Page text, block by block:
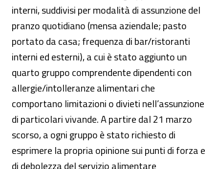
interni, suddivisi per modalità di assunzione del
pranzo quotidiano (mensa aziendale; pasto
portato da casa; frequenza di bar/ristoranti
interni ed esterni), a cui è stato aggiunto un
quarto gruppo comprendente dipendenti con
allergie/intolleranze alimentari che
comportano limitazioni o divieti nell’assunzione
di particolari vivande. A partire dal 21 marzo
scorso, a ogni gruppo è stato richiesto di
esprimere la propria opinione sui punti di forza e
di debolezza del servizio alimentare